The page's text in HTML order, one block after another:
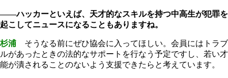
――ハッカーといえば、天才的なスキルを持つ中高生が犯罪を
起こしてニュースになることもありますね。
杉浦 そうなる前にぜひ協会に入ってほしい。会員にはトラブ
ルがあったときの法的なサポートを行なう予定ですし、若い才
能が潰されることのないよう支援できたらと考えています。